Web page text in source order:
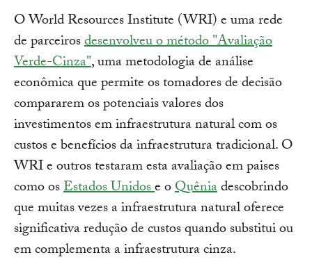
O World Resources Institute (WRI) e uma rede
de parceirosdesenvolveu o método "Avaliação
Verde-Cinza", uma metodologia de análise
econômica que permite os tomadores de decisão
compararem os potenciais valores dos
investimentos em infraestrutura natural com os
custos e benefícios da infraestrutura tradicional. O
WRI e outros testaram esta avaliação em paises
como osEstados Unidose oQuêniadescobrindo
que muitas vezes a infraestrutura natural oferece
significativa redução de custos quando substitui ou
em complementa a infraestrutura cinza.